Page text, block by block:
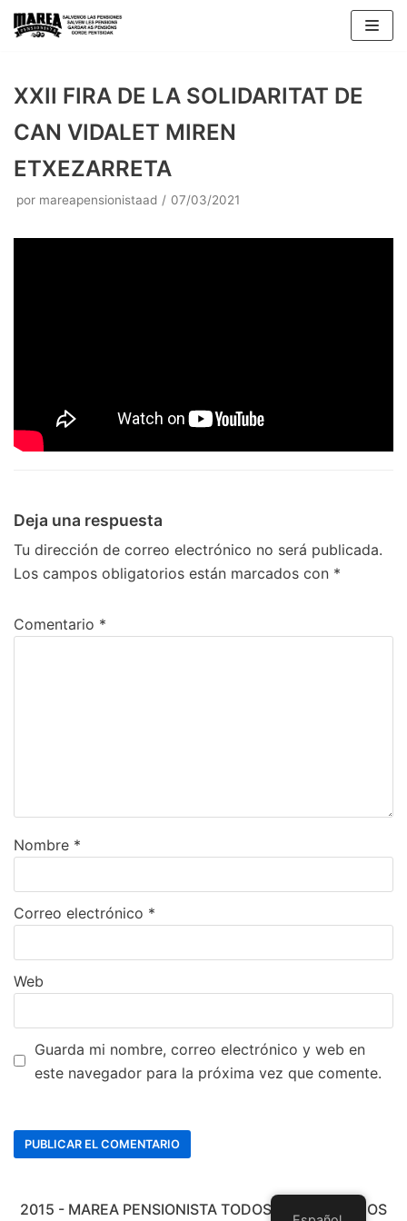
Saltar
XXII FIRA DE LA SOLIDARITAT DE
CAN VIDALET MIREN
ETXEZARRETA
por mareapensionistaad 07/03/2021
Deja una respuesta
Tu dirección de correo electrónico no será publicada.
Los campos obligatorios están marcados con *
Comentario *
Nombre *
Correo electrónico *
Web
Guarda mi nombre, correo electrónico y web en
este navegador para la próxima vez que comente.
2015 - MAREA PENSIONISTA TODOS LOS DERECHOS